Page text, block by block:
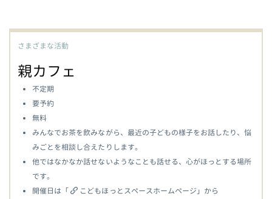
さまざまな活動
親カフェ
不定期
要予約
無料
みんなでお茶を飲みながら、最近の子どもの様子をお話したり、悩
みごとを相談し合えたりします。
他ではなかなか話せないようなことも話せる、心がほっとする場所
です。
開催日は「
こどもほっとスペースホームページ 」から